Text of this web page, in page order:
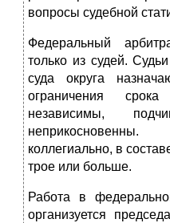
вопросы судебной
Федеральный
только из судей.
суда округа
ограничения
независимы,
коллегиально, в
трое или больше.
Работа в
организуется